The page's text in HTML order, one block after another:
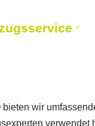
wir
verwendet